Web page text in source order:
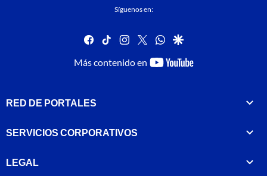
Síguenos en:
facebook
tiktok instagram
twitterwhatsapp
google
Más contenido en
youtube-
RED DE PORTALES
SERVICIOS CORPORATIVOS
LEGAL